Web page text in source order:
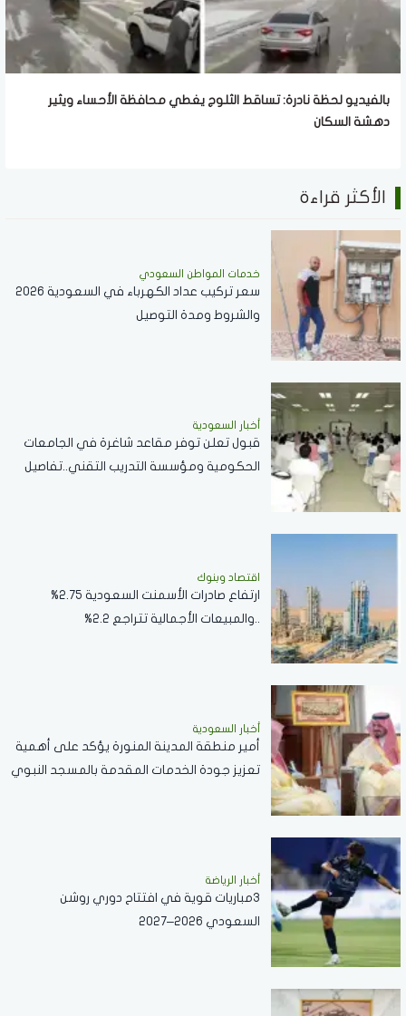
بالفيديو لحظة نادرة: تساقط الثلوج يغطي محافظة الأحساء ويثير
دهشة السكان
الأكثر قراءة
خدمات المواطن السعودي
سعر تركيب عداد الكهرباء في السعودية 2026
والشروط ومدة التوصيل
أخبار السعودية
قبول تعلن توفر مقاعد شاغرة في الجامعات
الحكومية ومؤسسة التدريب التقني..تفاصيل
اقتصاد وبنوك
ارتفاع صادرات الأسمنت السعودية 2.75%
..والمبيعات الأجمالية تتراجع 2.2%
أخبار السعودية
أمير منطقة المدينة المنورة يؤكد على أهمية
تعزيز جودة الخدمات المقدمة بالمسجد النبوي
أخبار الرياضة
3مباريات قوية في افتتاح دوري روشن
السعودي 2026–2027